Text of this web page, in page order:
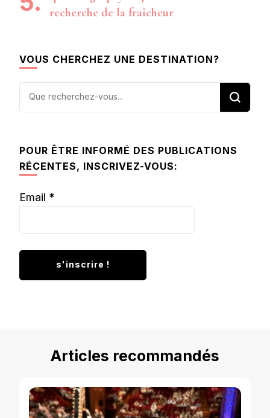
recherche de la fraîcheur
VOUS CHERCHEZ UNE DESTINATION?
Vous
POUR ÊTRE INFORMÉ DES PUBLICATIONS
RÉCENTES, INSCRIVEZ-VOUS:
Email *
Articles recommandés